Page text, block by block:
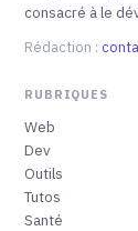
consacré à le
Rédaction :
RUBRIQUES
Web
Dev
Outils
Tutos
Santé